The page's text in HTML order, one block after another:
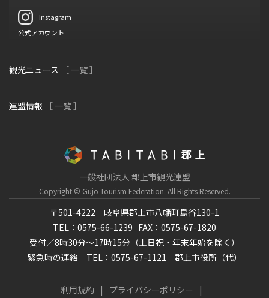
Instagram
公式アカウント
観光ニュース ［ 一覧 ］
連盟情報 ［ 一覧 ］
一般社団法人 郡上市観光連盟
Copyright © Gujo Tourism Federation. All Rights Reserved.
〒501-4222 岐阜県郡上市八幡町島谷130-1
TEL：0575-66-1239 FAX：0575-67-1820
受付／8時30分～17時15分（土日祝・年末年始を除く）
緊急時の連絡 TEL：0575-67-1121 郡上市役所（代）
利用規約 プライバシーポリシー